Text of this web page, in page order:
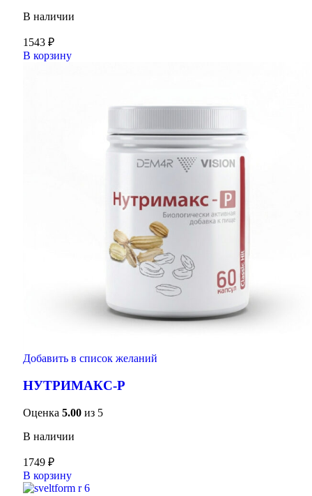
В наличии
1543 ₽
В корзину
Добавить в список желаний
НУТРИМАКС-Р
Оценка 5.00 из 5
В наличии
1749 ₽
В корзину